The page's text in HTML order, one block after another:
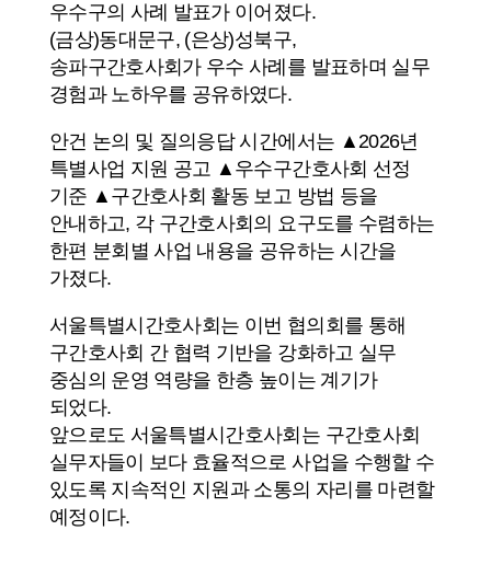
우수구의 사례 발표가 이어졌다.
(금상)동대문구, (은상)성북구,
송파구간호사회가 우수 사례를 발표하며 실무
경험과 노하우를 공유하였다.
안건 논의 및 질의응답 시간에서는 ▲2026년
특별사업 지원 공고 ▲우수구간호사회 선정
기준 ▲구간호사회 활동 보고 방법 등을
안내하고, 각 구간호사회의 요구도를 수렴하는
한편 분회별 사업 내용을 공유하는 시간을
가졌다.
서울특별시간호사회는 이번 협의회를 통해
구간호사회 간 협력 기반을 강화하고 실무
중심의 운영 역량을 한층 높이는 계기가
되었다.
앞으로도 서울특별시간호사회는 구간호사회
실무자들이 보다 효율적으로 사업을 수행할 수
있도록 지속적인 지원과 소통의 자리를 마련할
예정이다.